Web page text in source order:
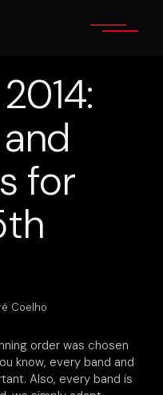
for
Coelho
order was chosen
know, every band and
Also, every band is